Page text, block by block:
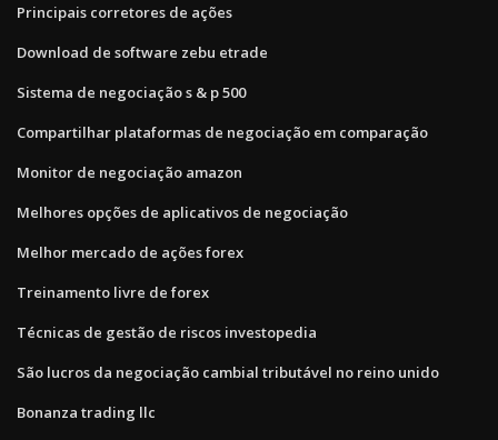
Principais corretores de ações
Download de software zebu etrade
Sistema de negociação s & p 500
Compartilhar plataformas de negociação em comparação
Monitor de negociação amazon
Melhores opções de aplicativos de negociação
Melhor mercado de ações forex
Treinamento livre de forex
Técnicas de gestão de riscos investopedia
São lucros da negociação cambial tributável no reino unido
Bonanza trading llc